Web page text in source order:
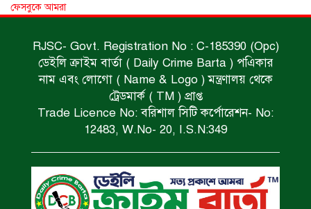
রক্তাক্ত মরদেহ উদ্ধার।
মদসহ মাদক কারবারি গ্রেপ্তার।
নিম্নাঞ্চল প্লাবিত হওয়ার শঙ্কা।
ফেসবুকে আমরা
RJSC- Govt. Registration No : C-185390 (Opc)
ডেইলি ক্রাইম বার্তা ( Daily Crime Barta ) পএিকার
নাম এবং লোগো ( Name & Logo ) মন্ত্রণালয় থেকে
ট্রেডমার্ক ( TM ) প্রাপ্ত
Trade Licence No: বরিশাল সিটি কর্পোরেশন- No:
12483, W.No- 20, I.S.N:349